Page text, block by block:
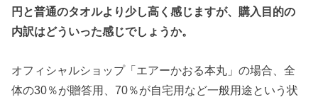
円と普通のタオルより少し高く感じますが、購入目的の
内訳はどういった感じでしょうか。
オフィシャルショップ「エアーかおる本丸」の場合、全
体の30％が贈答用、70％が自宅用など一般用途という状